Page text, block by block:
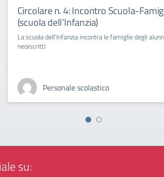
Circolare n. 4: Incontro Scuola-
(scuola dell’Infanzia)
La scuola dell'Infanzia incontra le famiglie degli
neoiscritti
Personale scolastico
su: